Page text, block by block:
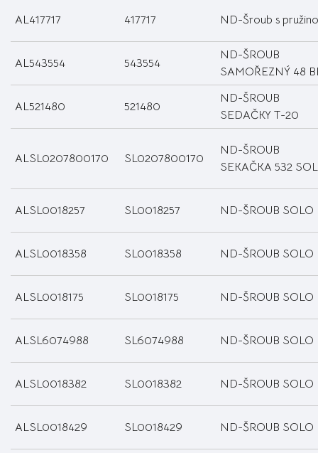
AL417717 417717 ND-Šroub s
AL543554 543554
ND-ŠROUB
SAMOŘEZNÝ 48
AL521480 521480
ND-ŠROUB
SEDAČKY T-20
ALSL0207800170 SL0207800170
ND-ŠROUB
SEKAČKA 532
ALSL0018257 SL0018257 ND-ŠROUB SOLO
ALSL0018358 SL0018358 ND-ŠROUB SOLO
ALSL0018175 SL0018175 ND-ŠROUB SOLO
ALSL6074988 SL6074988 ND-ŠROUB SOLO
ALSL0018382 SL0018382 ND-ŠROUB SOLO
ALSL0018429 SL0018429 ND-ŠROUB SOLO